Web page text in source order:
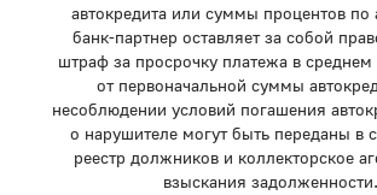
автокредита или суммы процентов по
банк-партнер оставляет за собой
штраф за просрочку платежа в среднем
от первоначальной суммы
несоблюдении условий погашения
о нарушителе могут быть переданы в
реестр должников и коллекторское
взыскания задолженности.